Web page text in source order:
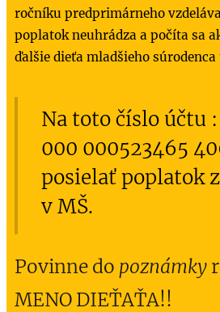
ročníku predprimárneho
poplatok neuhrádza a počíta sa
ďalšie dieťa mladšieho súrodenca
Na toto číslo účtu
000 000523465
posielať poplatok
v MŠ.
Povinne do poznámky
MENO DIEŤAŤA!!